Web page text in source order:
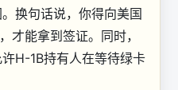
换句话说，你得向美国
才能拿到签证。同时，
H-1B持有人在等待绿卡